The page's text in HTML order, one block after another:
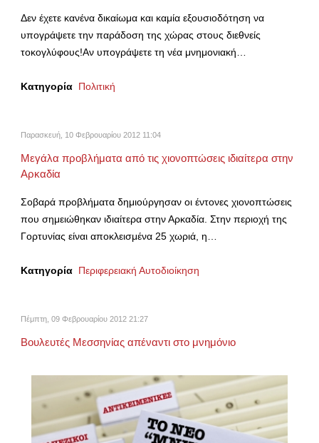
Δεν έχετε κανένα δικαίωμα και καμία εξουσιοδότηση να
υπογράψετε την παράδοση της χώρας στους διεθνείς
τοκογλύφους!Αν υπογράψετε τη νέα μνημονιακή…
Κατηγορία Πολιτική
Παρασκευή, 10 Φεβρουαρίου 2012 11:04
Μεγάλα προβλήματα από τις χιονοπτώσεις ιδιαίτερα στην
Αρκαδία
Σοβαρά προβλήματα δημιούργησαν οι έντονες χιονοπτώσεις
που σημειώθηκαν ιδιαίτερα στην Αρκαδία. Στην περιοχή της
Γορτυνίας είναι αποκλεισμένα 25 χωριά, η…
Κατηγορία Περιφερειακή Αυτοδιοίκηση
Πέμπτη, 09 Φεβρουαρίου 2012 21:27
Βουλευτές Μεσσηνίας απέναντι στο μνημόνιο